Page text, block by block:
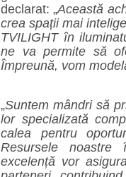
declarat: „Această
crea spații mai
TVILIGHT în
ne va permite să
Împreună, vom
„Suntem mândri să
lor specializată
calea pentru
Resursele noastre
excelență vor